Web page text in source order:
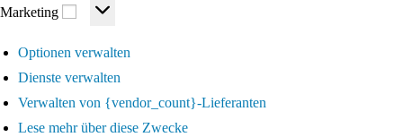
Marketing Marketing
Optionen verwalten
Dienste verwalten
Verwalten von {vendor_count}-Lieferanten
Lese mehr über diese Zwecke